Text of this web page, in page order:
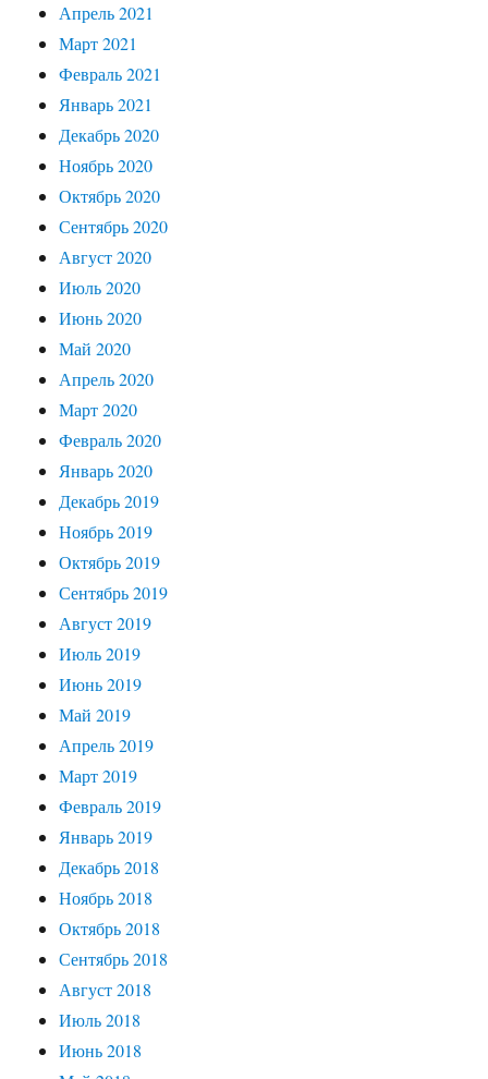
Апрель 2021
Март 2021
Февраль 2021
Январь 2021
Декабрь 2020
Ноябрь 2020
Октябрь 2020
Сентябрь 2020
Август 2020
Июль 2020
Июнь 2020
Май 2020
Апрель 2020
Март 2020
Февраль 2020
Январь 2020
Декабрь 2019
Ноябрь 2019
Октябрь 2019
Сентябрь 2019
Август 2019
Июль 2019
Июнь 2019
Май 2019
Апрель 2019
Март 2019
Февраль 2019
Январь 2019
Декабрь 2018
Ноябрь 2018
Октябрь 2018
Сентябрь 2018
Август 2018
Июль 2018
Июнь 2018